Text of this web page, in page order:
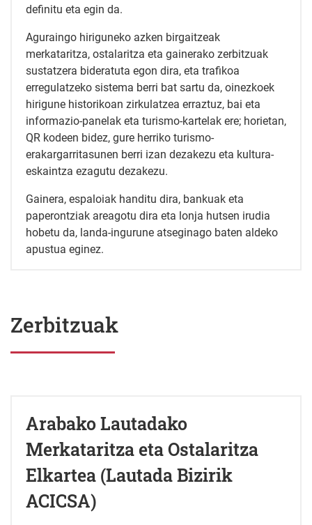
definitu eta egin da.
Aguraingo hiriguneko azken birgaitzeak
merkataritza, ostalaritza eta gainerako zerbitzuak
sustatzera bideratuta egon dira, eta trafikoa
erregulatzeko sistema berri bat sartu da, oinezkoek
hirigune historikoan zirkulatzea erraztuz, bai eta
informazio-panelak eta turismo-kartelak ere; horietan,
QR kodeen bidez, gure herriko turismo-
erakargarritasunen berri izan dezakezu eta kultura-
eskaintza ezagutu dezakezu.
Gainera, espaloiak handitu dira, bankuak eta
paperontziak areagotu dira eta lonja hutsen irudia
hobetu da, landa-ingurune atseginago baten aldeko
apustua eginez.
Zerbitzuak
Arabako Lautadako
Merkataritza eta Ostalaritza
Elkartea (Lautada Bizirik
ACICSA)